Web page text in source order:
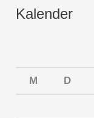
Kalender
M D